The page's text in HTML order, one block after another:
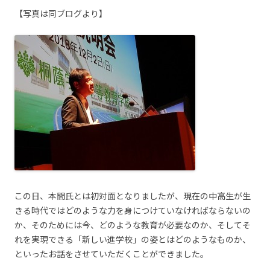
【写真は同ブログより】
この日、本間氏とは初対面となりましたが、現在の中高生が生
きる時代ではどのような力を身につけていなければならないの
か、そのためには今、どのような教育が必要なのか、そしてそ
れを実現できる「新しい進学校」の姿とはどのようなものか、
といったお話をさせていただくことができました。